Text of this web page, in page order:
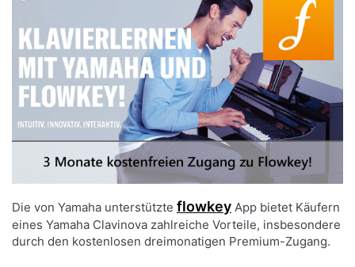
Der beeindruckende Klang des NU1XA basiert
nicht nur auf exzellenten Samples. Es verwendet
fortschrittliche Technologien, um Emotionen zu
transportieren. Die Grand Expression Modeling-
Technologie fängt das Zusammenspiel zwischen
Musiker und Instrument ein, während das Virtual
Resonance Modeling (VRM) die Resonanz eines
Flügels authentisch wiedergibt.
Die von Yamaha unterstützte flowkey App bietet Käufern
eines Yamaha Clavinova zahlreiche Vorteile, insbesondere
durch den kostenlosen dreimonatigen Premium-Zugang.